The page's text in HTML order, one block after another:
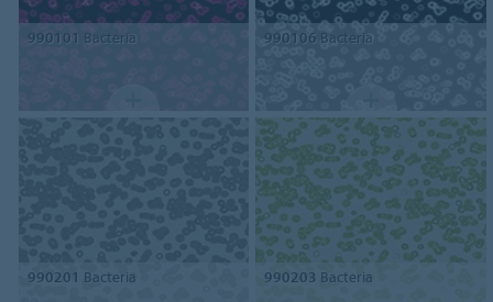
990101 Bacteria 990106 Bacteria
990201 Bacteria 990203 Bacteria